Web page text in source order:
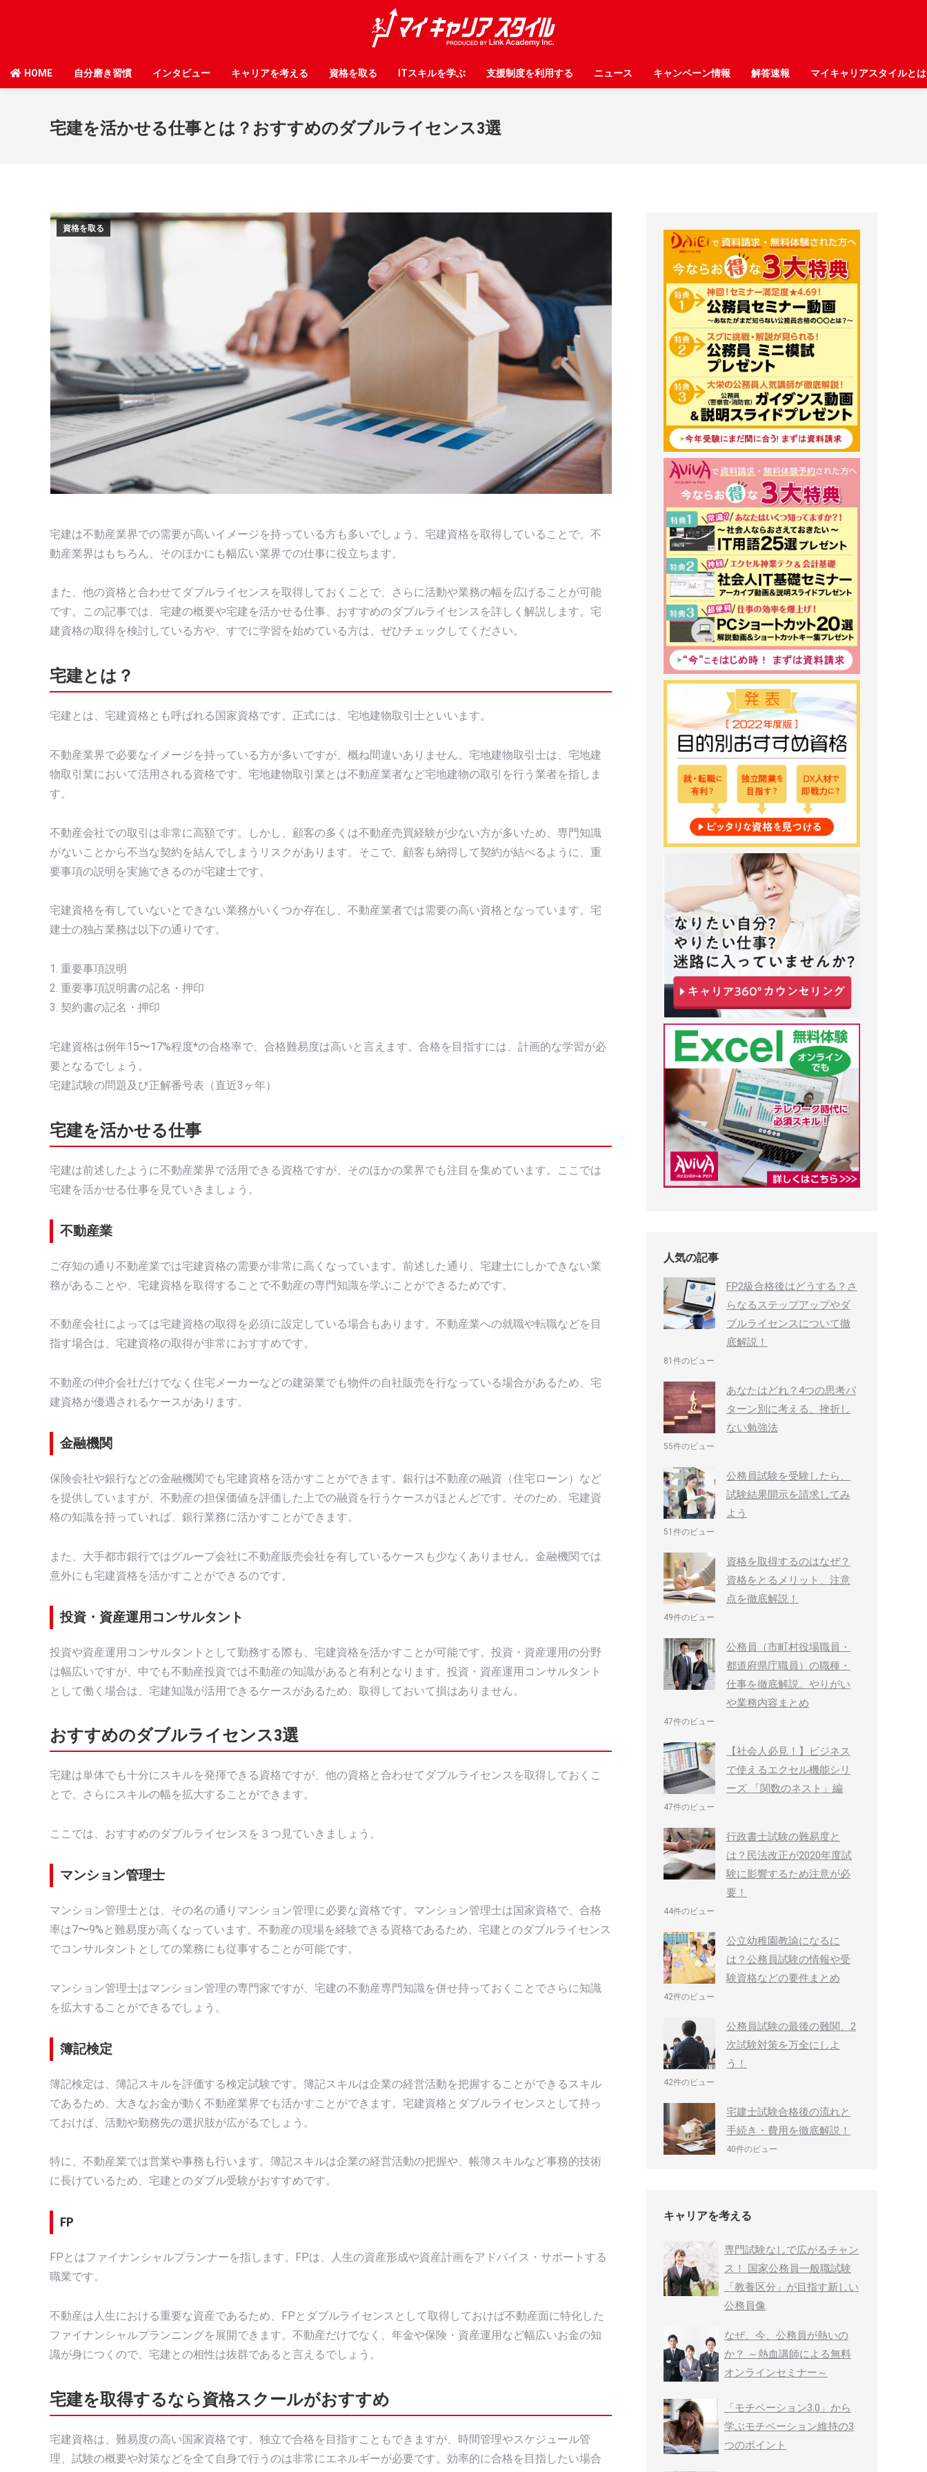
HOME 自分磨き習慣 インタビュー キャリアを考える 資格を取る ITスキルを学ぶ 支援制度を利用する ニュース キャンペーン情報 解答速報 マイキャリアスタイルとは
宅建を活かせる仕事とは？おすすめのダブルライセンス3選
資格を取る
宅建は不動産業界での需要が高いイメージを持っている方も多いでしょう。宅建資格を取得していることで、不
動産業界はもちろん、そのほかにも幅広い業界での仕事に役立ちます。
また、他の資格と合わせてダブルライセンスを取得しておくことで、さらに活動や業務の幅を広げることが可能
です。この記事では、宅建の概要や宅建を活かせる仕事、おすすめのダブルライセンスを詳しく解説します。宅
建資格の取得を検討している方や、すでに学習を始めている方は、ぜひチェックしてください。
宅建とは？
宅建とは、宅建資格とも呼ばれる国家資格です。正式には、宅地建物取引士といいます。
不動産業界で必要なイメージを持っている方が多いですが、概ね間違いありません。宅地建物取引士は、宅地建
物取引業において活用される資格です。宅地建物取引業とは不動産業者など宅地建物の取引を行う業者を指しま
す。
不動産会社での取引は非常に高額です。しかし、顧客の多くは不動産売買経験が少ない方が多いため、専門知識
がないことから不当な契約を結んでしまうリスクがあります。そこで、顧客も納得して契約が結べるように、重
要事項の説明を実施できるのが宅建士です。
宅建資格を有していないとできない業務がいくつか存在し、不動産業者では需要の高い資格となっています。宅
建士の独占業務は以下の通りです。
1. 重要事項説明
2. 重要事項説明書の記名・押印
3. 契約書の記名・押印
宅建資格は例年15〜17%程度*の合格率で、合格難易度は高いと言えます。合格を目指すには、計画的な学習が必
要となるでしょう。
宅建試験の問題及び正解番号表（直近3ヶ年）
宅建を活かせる仕事
宅建は前述したように不動産業界で活用できる資格ですが、そのほかの業界でも注目を集めています。ここでは
宅建を活かせる仕事を見ていきましょう。
不動産業
ご存知の通り不動産業では宅建資格の需要が非常に高くなっています。前述した通り、宅建士にしかできない業
務があることや、宅建資格を取得することで不動産の専門知識を学ぶことができるためです。
不動産会社によっては宅建資格の取得を必須に設定している場合もあります。不動産業への就職や転職などを目
指す場合は、宅建資格の取得が非常におすすめです。
不動産の仲介会社だけでなく住宅メーカーなどの建築業でも物件の自社販売を行なっている場合があるため、宅
建資格が優遇されるケースがあります。
金融機関
保険会社や銀行などの金融機関でも宅建資格を活かすことができます。銀行は不動産の融資（住宅ローン）など
を提供していますが、不動産の担保価値を評価した上での融資を行うケースがほとんどです。そのため、宅建資
格の知識を持っていれば、銀行業務に活かすことができます。
また、大手都市銀行ではグループ会社に不動産販売会社を有しているケースも少なくありません。金融機関では
意外にも宅建資格を活かすことができるのです。
投資・資産運用コンサルタント
投資や資産運用コンサルタントとして勤務する際も、宅建資格を活かすことが可能です。投資・資産運用の分野
は幅広いですが、中でも不動産投資では不動産の知識があると有利となります。投資・資産運用コンサルタント
として働く場合は、宅建知識が活用できるケースがあるため、取得しておいて損はありません。
おすすめのダブルライセンス3選
宅建は単体でも十分にスキルを発揮できる資格ですが、他の資格と合わせてダブルライセンスを取得しておくこ
とで、さらにスキルの幅を拡大することができます。
ここでは、おすすめのダブルライセンスを３つ見ていきましょう。
マンション管理士
マンション管理士とは、その名の通りマンション管理に必要な資格です。マンション管理士は国家資格で、合格
率は7〜9%と難易度が高くなっています。不動産の現場を経験できる資格であるため、宅建とのダブルライセンス
でコンサルタントとしての業務にも従事することが可能です。
マンション管理士はマンション管理の専門家ですが、宅建の不動産専門知識を併せ持っておくことでさらに知識
を拡大することができるでしょう。
簿記検定
簿記検定は、簿記スキルを評価する検定試験です。簿記スキルは企業の経営活動を把握することができるスキル
であるため、大きなお金が動く不動産業界でも活かすことができます。宅建資格とダブルライセンスとして持っ
ておけば、活動や勤務先の選択肢が広がるでしょう。
特に、不動産業では営業や事務も行います。簿記スキルは企業の経営活動の把握や、帳簿スキルなど事務的技術
に長けているため、宅建とのダブル受験がおすすめです。
FP
FPとはファイナンシャルプランナーを指します。FPは、人生の資産形成や資産計画をアドバイス・サポートする
職業です。
不動産は人生における重要な資産であるため、FPとダブルライセンスとして取得しておけば不動産面に特化した
ファイナンシャルプランニングを展開できます。不動産だけでなく、年金や保険・資産運用など幅広いお金の知
識が身につくので、宅建との相性は抜群であると言えるでしょう。
宅建を取得するなら資格スクールがおすすめ
宅建資格は、難易度の高い国家資格です。独立で合格を目指すこともできますが、時間管理やスケジュール管
理、試験の概要や対策などを全て自身で行うのは非常にエネルギーが必要です。効率的に合格を目指したい場合
人気の記事
FP2級合格後はどうする？さ
らなるステップアップやダ
ブルライセンスについて徹
底解説！
81件のビュー
あなたはどれ？4つの思考パ
ターン別に考える、挫折し
ない勉強法
55件のビュー
公務員試験を受験したら、
試験結果開示を請求してみ
よう
51件のビュー
資格を取得するのはなぜ？
資格をとるメリット、注意
点を徹底解説！
49件のビュー
公務員（市町村役場職員・
都道府県庁職員）の職種・
仕事を徹底解説。やりがい
や業務内容まとめ
47件のビュー
【社会人必見！】ビジネス
で使えるエクセル機能シリ
ーズ 「関数のネスト」編
47件のビュー
行政書士試験の難易度と
は？民法改正が2020年度試
験に影響するため注意が必
要！
44件のビュー
公立幼稚園教諭になるに
は？公務員試験の情報や受
験資格などの要件まとめ
42件のビュー
公務員試験の最後の難関、2
次試験対策を万全にしよ
う！
42件のビュー
宅建士試験合格後の流れと
手続き・費用を徹底解説！
40件のビュー
キャリアを考える
専門試験なしで広がるチャン
ス！ 国家公務員一般職試験
「教養区分」が目指す新しい
公務員像
なぜ、今、公務員が熱いの
か？ ～熱血講師による無料
オンラインセミナー～
「モチベーション3.0」から
学ぶモチベーション維持の3
つのポイント
HOME 自分磨き習慣 インタビュー キャリアを考える 資格を取る ITスキルを学ぶ 支援制度を利用する ニュース キャンペーン情報 解答速報 マイキャリアスタイルとは